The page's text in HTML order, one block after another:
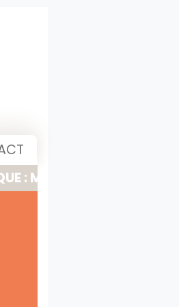
PITCH &